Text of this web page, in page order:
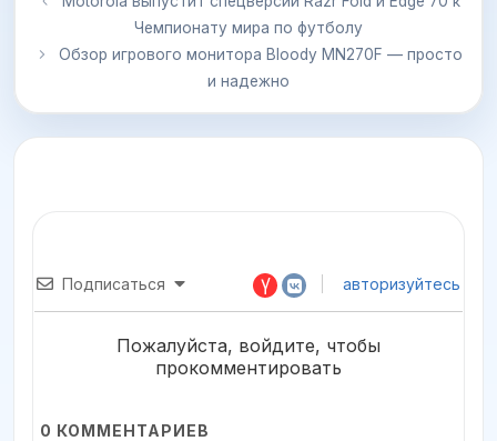
Чемпионату мира по футболу
Обзор игрового монитора Bloody MN270F — просто
и надежно
Подписаться авторизуйтесь
Пожалуйста, войдите, чтобы
прокомментировать
0 КОММЕНТАРИЕВ